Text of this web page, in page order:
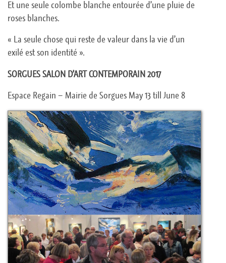
Et une seule colombe blanche entourée d’une pluie de
roses blanches.
« La seule chose qui reste de valeur dans la vie d’un
exilé est son identité ».
SORGUES SALON D’ART CONTEMPORAIN 2017
Espace Regain – Mairie de Sorgues May 13 till June 8